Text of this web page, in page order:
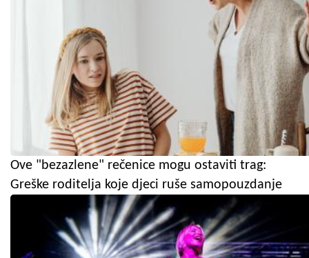
Ove "bezazlene" rečenice mogu ostaviti trag:
Greške roditelja koje djeci ruše samopouzdanje